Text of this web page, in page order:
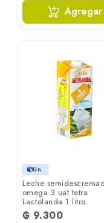
Agregar
Un.
Leche
omega 3 uat tetra
Lactolanda 1 litro
₲ 9.300